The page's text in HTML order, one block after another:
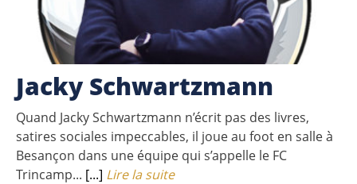
Jacky Schwartzmann
Quand Jacky Schwartzmann n’écrit pas des livres,
satires sociales impeccables, il joue au foot en salle à
Besançon dans une équipe qui s’appelle le FC
Trincamp... [...] Lire la suite